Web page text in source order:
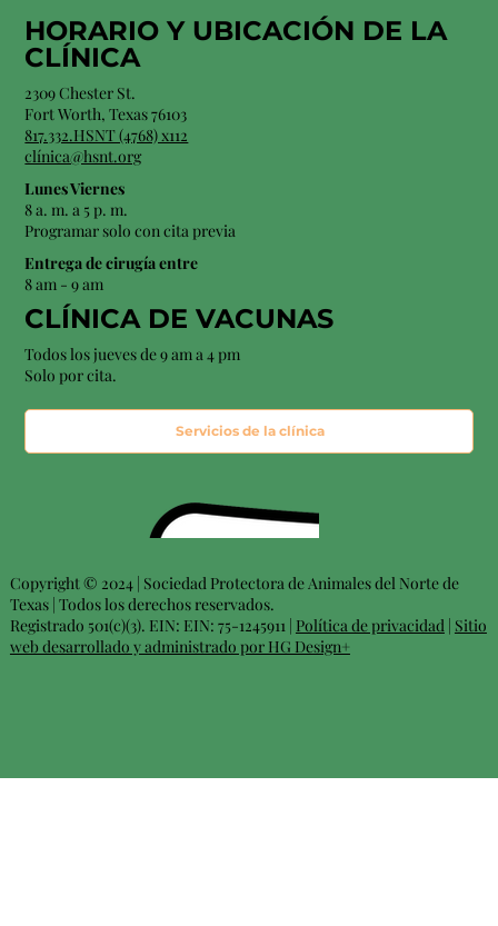
HORARIO Y UBICACIÓN DE LA
CLÍNICA
2309 Chester St.
Fort Worth, Texas 76103
817.332.HSNT (4768) x112
clínica@hsnt.org
Lunes Viernes
8 a. m. a 5 p. m.
Programar solo con cita previa
Entrega de cirugía entre
8 am - 9 am
CLÍNICA DE VACUNAS
Todos los jueves de 9 am a 4 pm
Solo por cita.
Servicios de la clínica
Copyright © 2024 | Sociedad Protectora de Animales del Norte de
Texas | Todos los derechos reservados.
Registrado 501(c)(3). EIN: EIN: 75-1245911 | Política de privacidad| Sitio
web desarrollado y administrado por HG Design+